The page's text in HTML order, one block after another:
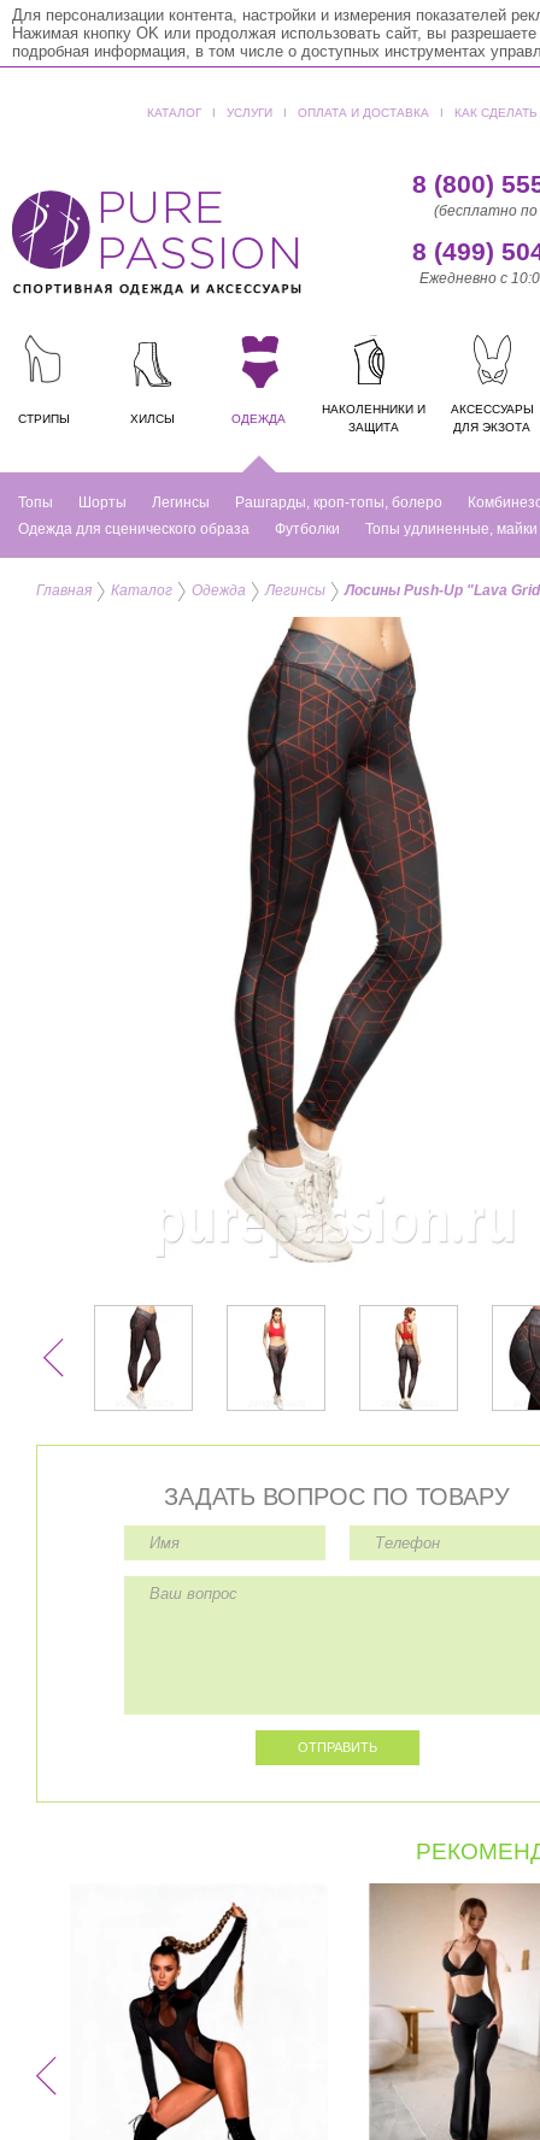
Для персонализации контента, настройки и измерения показателей
Нажимая кнопку OK или продолжая использовать сайт, вы
подробная информация, в том числе о доступных инструментах
КАТАЛОГ ǀ УСЛУГИ ǀ ОПЛАТА И ДОСТАВКА ǀ КАК СДЕЛАТЬ
8 (800)
(бесплатно по
8 (499)
Ежедневно с
СТРИПЫ ХИЛСЫ ОДЕЖДА
НАКОЛЕННИКИ И
ЗАЩИТА
АКСЕССУАРЫ
ДЛЯ ЭКЗОТА
Топы Шорты Легинсы Рашгарды, кроп-топы, болеро
Одежда для сценического образа
Футболки Топы удлиненные, майки
Главная Каталог Одежда Легинсы Лосины Push-Up "Lava
ЗАДАТЬ ВОПРОС ПО ТОВАРУ